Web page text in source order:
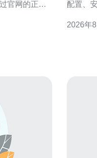
官网的正式
区域稳妥争
配置、
的前提下，
2026年